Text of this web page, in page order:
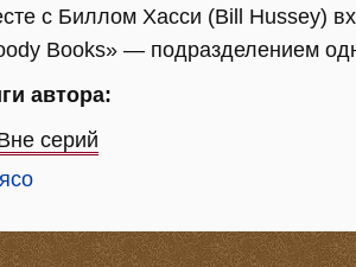
с Биллом Хасси (Bill Hussey)
Books» — подразделением
автора:
серий